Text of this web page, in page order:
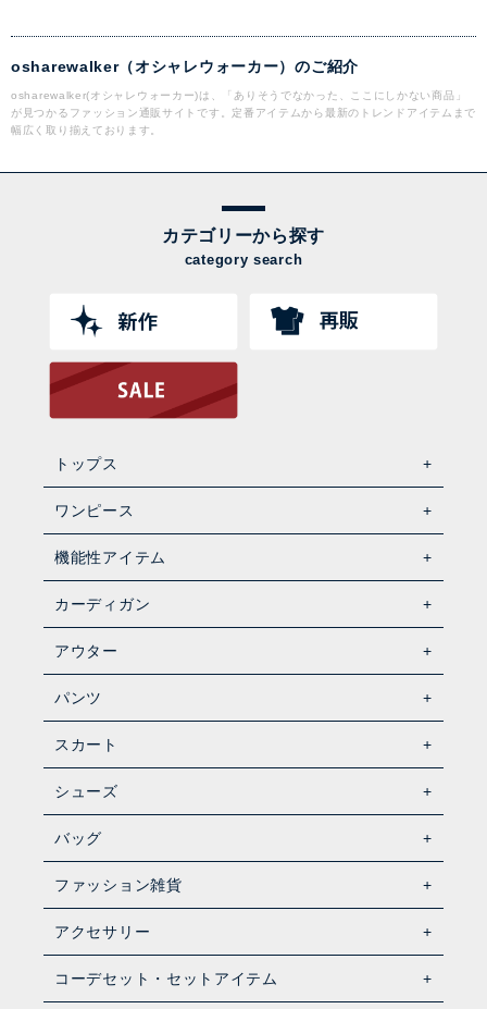
osharewalker（オシャレウォーカー）のご紹介
osharewalker(オシャレウォーカー)は、「ありそうでなかった、ここにしかない商品」
が見つかるファッション通販サイトです。定番アイテムから最新のトレンドアイテムまで
幅広く取り揃えております。
カテゴリーから探す
category search
トップス
ワンピース
機能性アイテム
カーディガン
アウター
パンツ
スカート
シューズ
バッグ
ファッション雑貨
アクセサリー
コーデセット・セットアイテム